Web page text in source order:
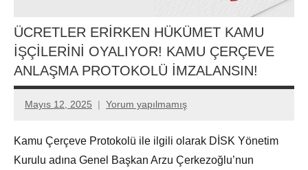
ÜCRETLER ERİRKEN HÜKÜMET KAMU
İŞÇİLERİNİ OYALIYOR! KAMU ÇERÇEVE
ANLAŞMA PROTOKOLÜ İMZALANSIN!
Mayıs 12, 2025
Aksu
Yorum yapılmamış
Kamu Çerçeve Protokolü ile ilgili olarak DİSK Yönetim
Kurulu adına Genel Başkan Arzu Çerkezoğlu’nun